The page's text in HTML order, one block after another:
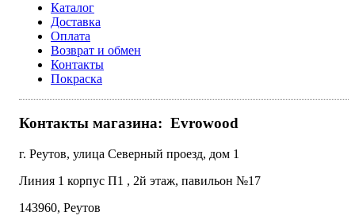
Каталог
Доставка
Оплата
Возврат и обмен
Контакты
Покраска
Контакты магазина: Evrowood
г. Реутов, улица Северный проезд, дом 1
Линия 1 корпус П1 , 2й этаж, павильон №17
143960, Реутов